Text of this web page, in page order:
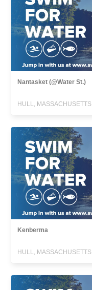
Nantasket (@Water St.)
HULL, MASSACHUSETTS
Kenberma
HULL, MASSACHUSETTS